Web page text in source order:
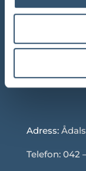
Lör: 10.00 –
Röda
Adress:
Telefon: 042